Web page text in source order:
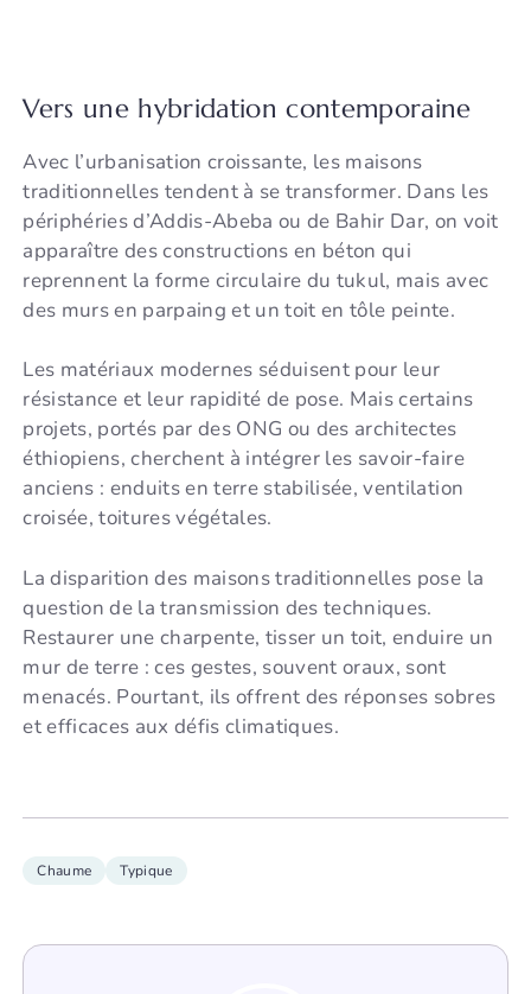
Vers une hybridation contemporaine
Avec l’urbanisation croissante, les maisons
traditionnelles tendent à se transformer. Dans les
périphéries d’Addis-Abeba ou de Bahir Dar, on voit
apparaître des constructions en béton qui
reprennent la forme circulaire du tukul, mais avec
des murs en parpaing et un toit en tôle peinte.
Les matériaux modernes séduisent pour leur
résistance et leur rapidité de pose. Mais certains
projets, portés par des ONG ou des architectes
éthiopiens, cherchent à intégrer les savoir-faire
anciens : enduits en terre stabilisée, ventilation
croisée, toitures végétales.
La disparition des maisons traditionnelles pose la
question de la transmission des techniques.
Restaurer une charpente, tisser un toit, enduire un
mur de terre : ces gestes, souvent oraux, sont
menacés. Pourtant, ils offrent des réponses sobres
et efficaces aux défis climatiques.
Chaume Typique